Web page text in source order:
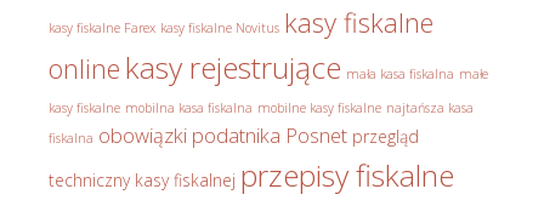
kasy fiskalne Farex kasy fiskalne Novitus kasy fiskalne
online kasy rejestrujące mała kasa fiskalna małe
kasy fiskalne mobilna kasa fiskalna mobilne kasy fiskalne najtańsza kasa
fiskalna obowiązki podatnika Posnet przegląd
techniczny kasy fiskalnej przepisy fiskalne